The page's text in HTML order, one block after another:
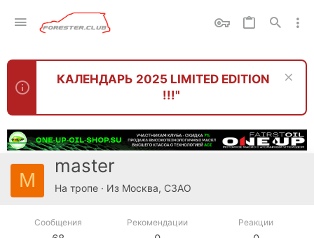
КАЛЕНДАРЬ 2025 LIMITED EDITION
!!!"
M
master
На тропе · Из Москва, СЗАО
Сообщения Рекомендации Реакции